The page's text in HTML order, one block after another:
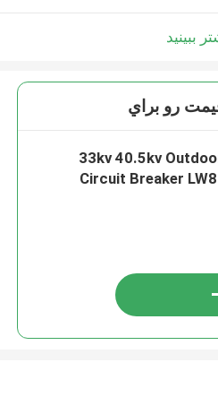
ببینید
رو براي
33kv 40.5kv Outdoor SF6
Circuit Breaker